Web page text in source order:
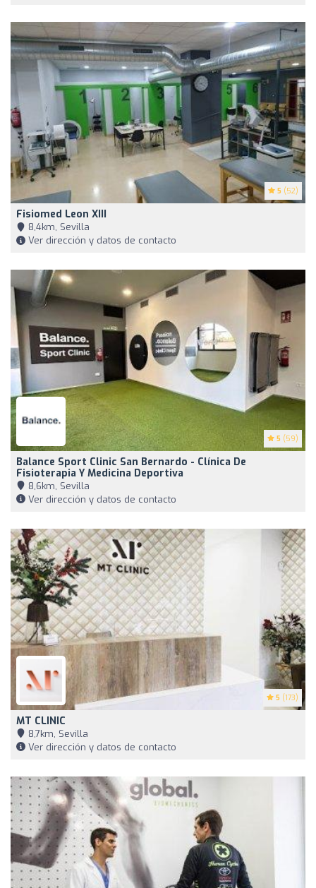
5 (52)
Fisiomed Leon XIII
8,4km, Sevilla
Ver dirección y datos de contacto
5 (59)
Balance Sport Clinic San Bernardo - Clínica De
Fisioterapia Y Medicina Deportiva
8,6km, Sevilla
Ver dirección y datos de contacto
5 (173)
MT CLINIC
8,7km, Sevilla
Ver dirección y datos de contacto